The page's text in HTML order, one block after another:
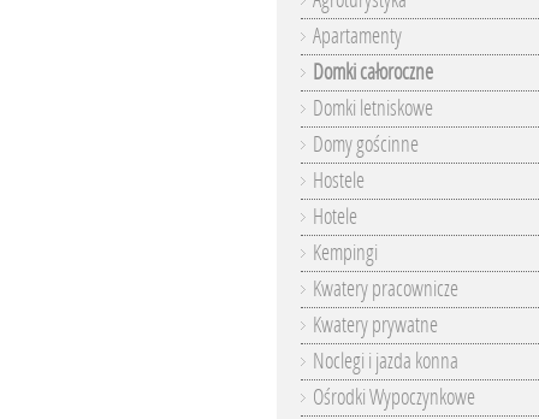
Apartamenty
Domki całoroczne
Domki letniskowe
Domy gościnne
Hostele
Hotele
Kempingi
Kwatery pracownicze
Kwatery prywatne
Noclegi i jazda konna
Ośrodki Wypoczynkowe